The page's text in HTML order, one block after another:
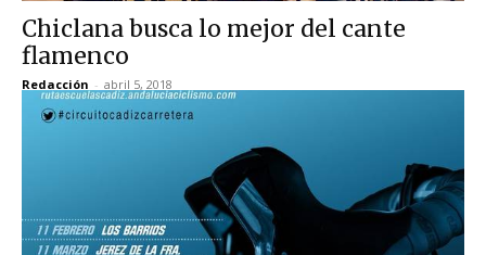
Chiclana busca lo mejor del cante
flamenco
Redacción - abril 5, 2018